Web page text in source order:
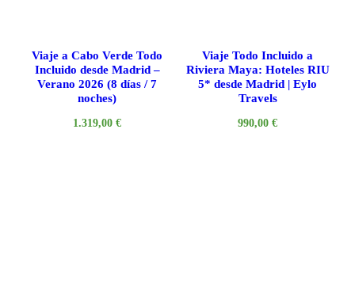
Viaje a Cabo Verde Todo
Incluido desde Madrid –
Verano 2026 (8 días / 7
noches)
1.319,00€
Viaje Todo Incluido a
Riviera Maya: Hoteles RIU
5* desde Madrid | Eylo
Travels
990,00€